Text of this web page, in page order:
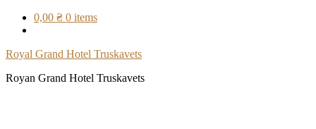
Skip
0,00 ₴ 0 items
Royal Grand Hotel Truskavets
Royan Grand Hotel Truskavets